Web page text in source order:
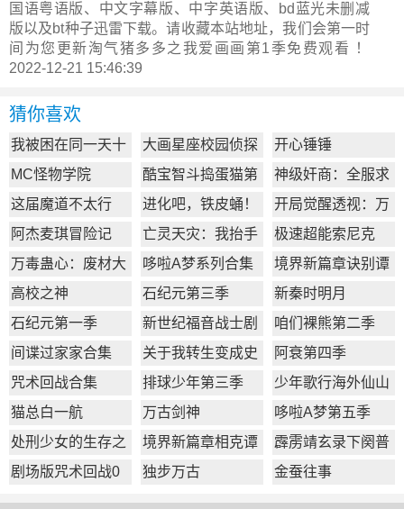
国语粤语版、中文字幕版、中字英语版、bd蓝光未删减
版以及bt种子迅雷下载。请收藏本站地址，我们会第一时
间为您更新淘气猪多多之我爱画画第1季免费观看 ！
2022-12-21 15:46:39
猜你喜欢
我被困在同一天十
万年
大画星座校园侦探
第2季
开心锤锤
MC怪物学院
酷宝智斗捣蛋猫第
1季
神级奸商：全服求
我别薅了
这届魔道不太行 进化吧，铁皮蛹！
开局觉醒透视：万
物皆透,我即无敌
阿杰麦琪冒险记
亡灵天灾：我抬手
百万骨海
极速超能索尼克
万毒蛊心：废材大
小姐杀疯了
哆啦A梦系列合集
境界新篇章诀别谭
篇
高校之神 石纪元第三季
新秦时明月
石纪元第一季
新世纪福音战士剧
场版：Q
咱们裸熊第二季
间谍过家家合集
​关于我转生变成史
莱姆这档事第一季
阿衰第四季
咒术回战合集
排球少年第三季
少年歌行海外仙山
篇
猫总白一航 万古剑神
哆啦A梦第五季
处刑少女的生存之
道
境界新篇章相克谭
篇
霹雳靖玄录下阕普
通话版
剧场版咒术回战0 独步万古 金蚕往事